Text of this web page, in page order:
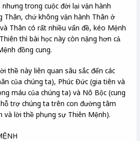
trong cuộc đời lại vận hành
Thân, chứ không vận hành Thân ở
Thân có rất nhiều vấn đề, kéo Mệnh
thì bài học này còn nặng hơn cả
đồng cung.
thề này liên quan sâu sắc đến các
của chúng ta), Phúc Đức (gia tiên và
máu của chúng ta) và Nô Bộc (cung
trợ chúng ta trên con đường tâm
và lời thề phụng sự Thiên Mệnh).